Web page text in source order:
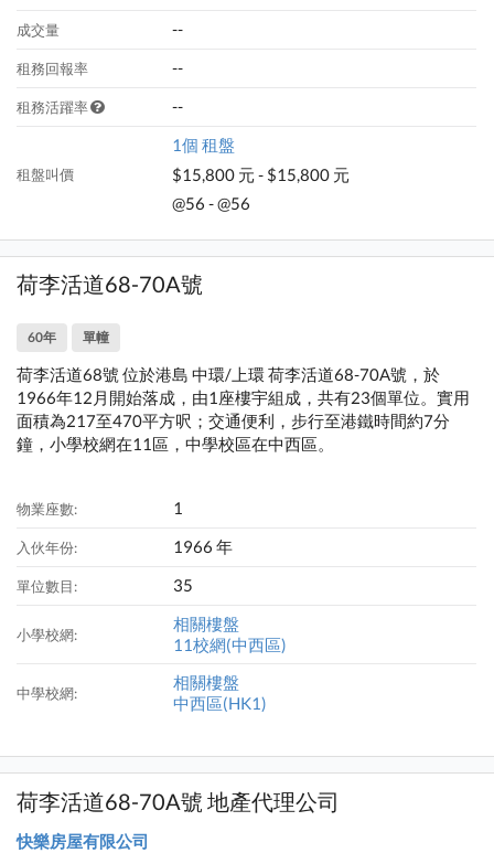
成交量 --
租務回報率 --
租務活躍率 --
租盤叫價
1個 租盤
$15,800 元 - $15,800 元
@56 - @56
荷李活道68-70A號
60年 單幢
荷李活道68號 位於港島 中環/上環 荷李活道68-70A號，於
1966年12月開始落成，由1座樓宇組成，共有23個單位。實用
面積為217至470平方呎；交通便利，步行至港鐵時間約7分
鐘，小學校網在11區，中學校區在中西區。
物業座數: 1
入伙年份: 1966 年
單位數目: 35
小學校網:
相關樓盤
11校網(中西區)
中學校網:
相關樓盤
中西區(HK1)
荷李活道68-70A號 地產代理公司
快樂房屋有限公司